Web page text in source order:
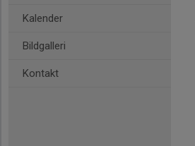
Kalender
Bildgalleri
Kontakt